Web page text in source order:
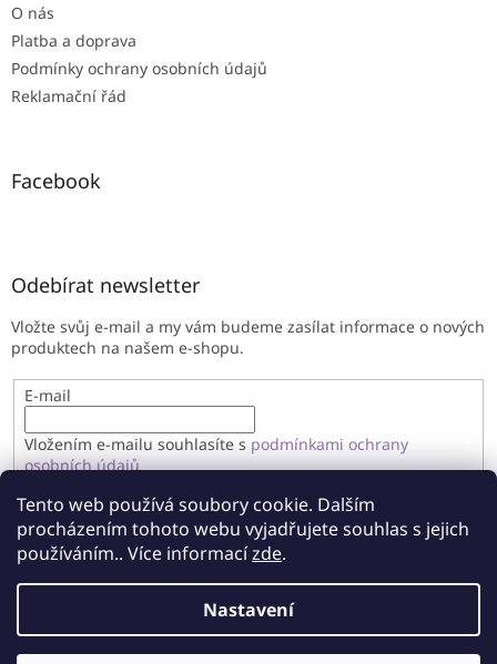
Tento web používá soubory cookie. Dalším
procházením tohoto webu vyjadřujete souhlas s jejich
používáním.. Více informacízde.
Nastavení
O nás
Platba a doprava
Podmínky ochrany osobních údajů
Reklamační řád
Facebook
Odebírat newsletter
Vložte svůj e-mail a my vám budeme zasílat informace o nových
produktech na našem e-shopu.
E-mail
Vložením e-mailu souhlasíte s podmínkami ochrany
osobních údajů
PŘIHLÁSIT SE
Vytvořil Shoptet